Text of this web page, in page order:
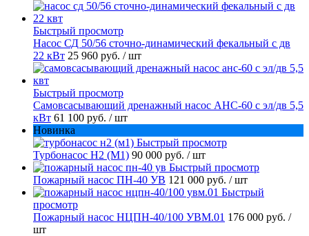
Быстрый просмотр
Насос СД 50/56 сточно-динамический фекальный с дв
22 кВт 25 960 руб. / шт
Быстрый просмотр
Самовсасывающий дренажный насос АНС-60 с эл/дв 5,5
кВт 61 100 руб. / шт
Новинка
Быстрый просмотр
Турбонасос Н2 (М1) 90 000 руб. / шт
Быстрый просмотр
Пожарный насос ПН-40 УВ 121 000 руб. / шт
Быстрый
просмотр
Пожарный насос НЦПН-40/100 УВМ.01 176 000 руб. /
шт